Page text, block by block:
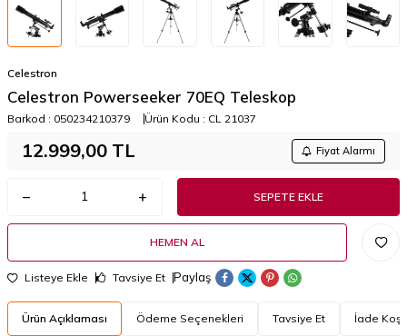
Celestron
Celestron Powerseeker 70EQ Teleskop
Barkod : 050234210379 Ürün Kodu : CL 21037
12.999,00 TL Fiyat Alarmı
SEPETE EKLE
HEMEN AL
Listeye Ekle Tavsiye Et Paylaş
Ürün Açıklaması Ödeme Seçenekleri Tavsiye Et İade